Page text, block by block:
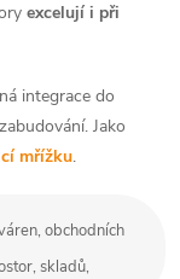
excelují i při
integrace do
Jako
mřížku.
obchodních
skladů,